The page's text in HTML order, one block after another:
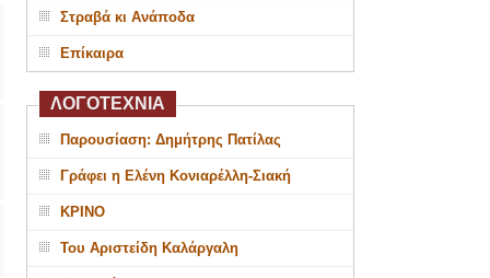
Στραβά κι Ανάποδα
Επίκαιρα
ΛΟΓΟΤΕΧΝΙΑ
Παρουσίαση: Δημήτρης Πατίλας
Γράφει η Ελένη Κονιαρέλλη-Σιακή
ΚΡΙΝΟ
Του Αριστείδη Καλάργαλη